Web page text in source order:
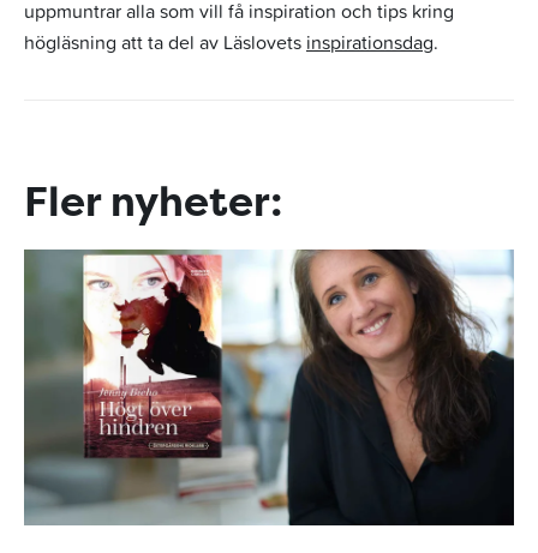
uppmuntrar alla som vill få inspiration och tips kring
högläsning att ta del av Läslovets inspirationsdag.
Fler nyheter: